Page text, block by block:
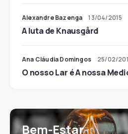
Alexandre Bazenga 13/04/2015
A luta de Knausgård
Ana Cláudia Domingos 25/02/
O nosso Lar é A nossa
Bem-Estar